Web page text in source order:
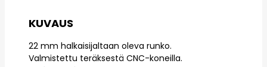
KUVAUS
22 mm halkaisijaltaan oleva runko.
Valmistettu teräksestä CNC-koneilla.